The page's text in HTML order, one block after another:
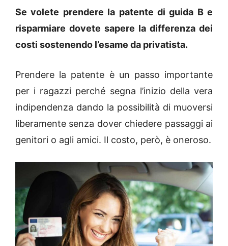
Se volete prendere la patente di guida B e
risparmiare dovete sapere la differenza dei
costi sostenendo l’esame da privatista.
Prendere la patente è un passo importante
per i ragazzi perché segna l’inizio della vera
indipendenza dando la possibilità di muoversi
liberamente senza dover chiedere passaggi ai
genitori o agli amici. Il costo, però, è oneroso.